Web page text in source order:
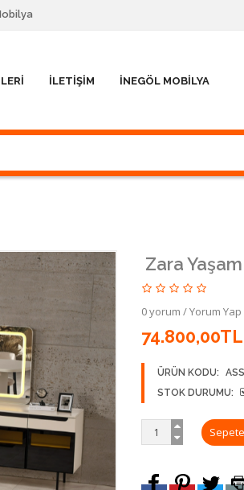
İLETIŞIM İNEGÖL MOBILYA
Zara Yaşam
0 yorum /Yorum Yap
74.800,00TL
ÜRÜN KODU:
STOK DURUMU: